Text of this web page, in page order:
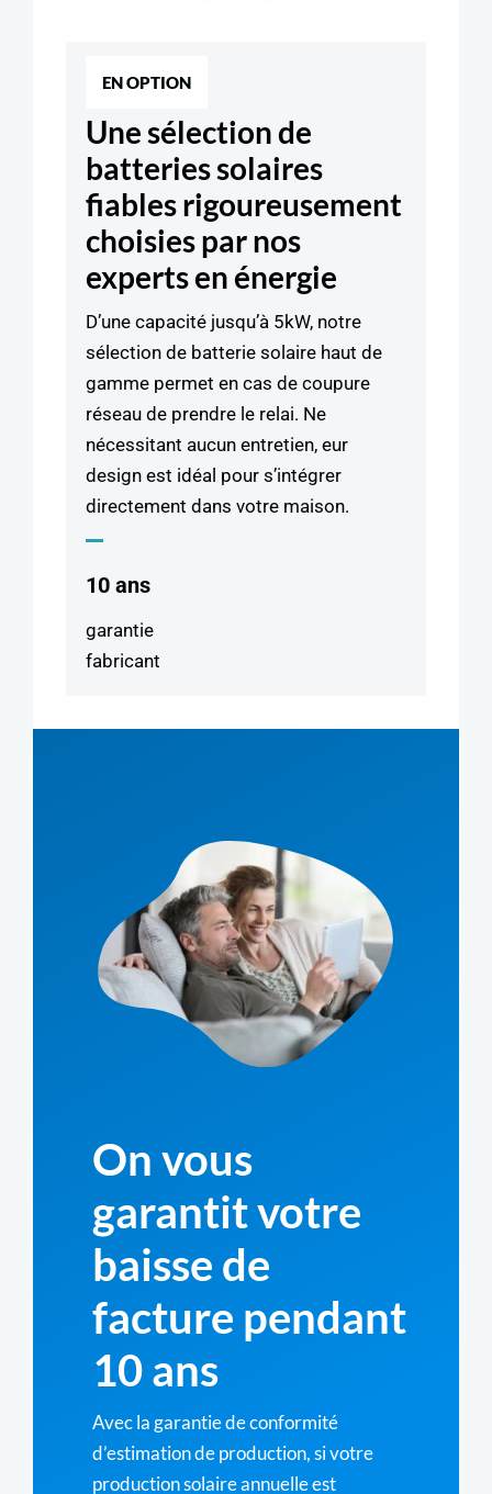
EN OPTION
Une sélection de
batteries solaires
fiables rigoureusement
choisies par nos
experts en énergie
D’une capacité jusqu’à 5kW, notre
sélection de batterie solaire haut de
gamme permet en cas de coupure
réseau de prendre le relai. Ne
nécessitant aucun entretien, eur
design est idéal pour s’intégrer
directement dans votre maison.
10 ans
garantie
fabricant
On vous
garantit votre
baisse de
facture pendant
10 ans
Avec la garantie de conformité
d’estimation de production, si votre
production solaire annuelle est